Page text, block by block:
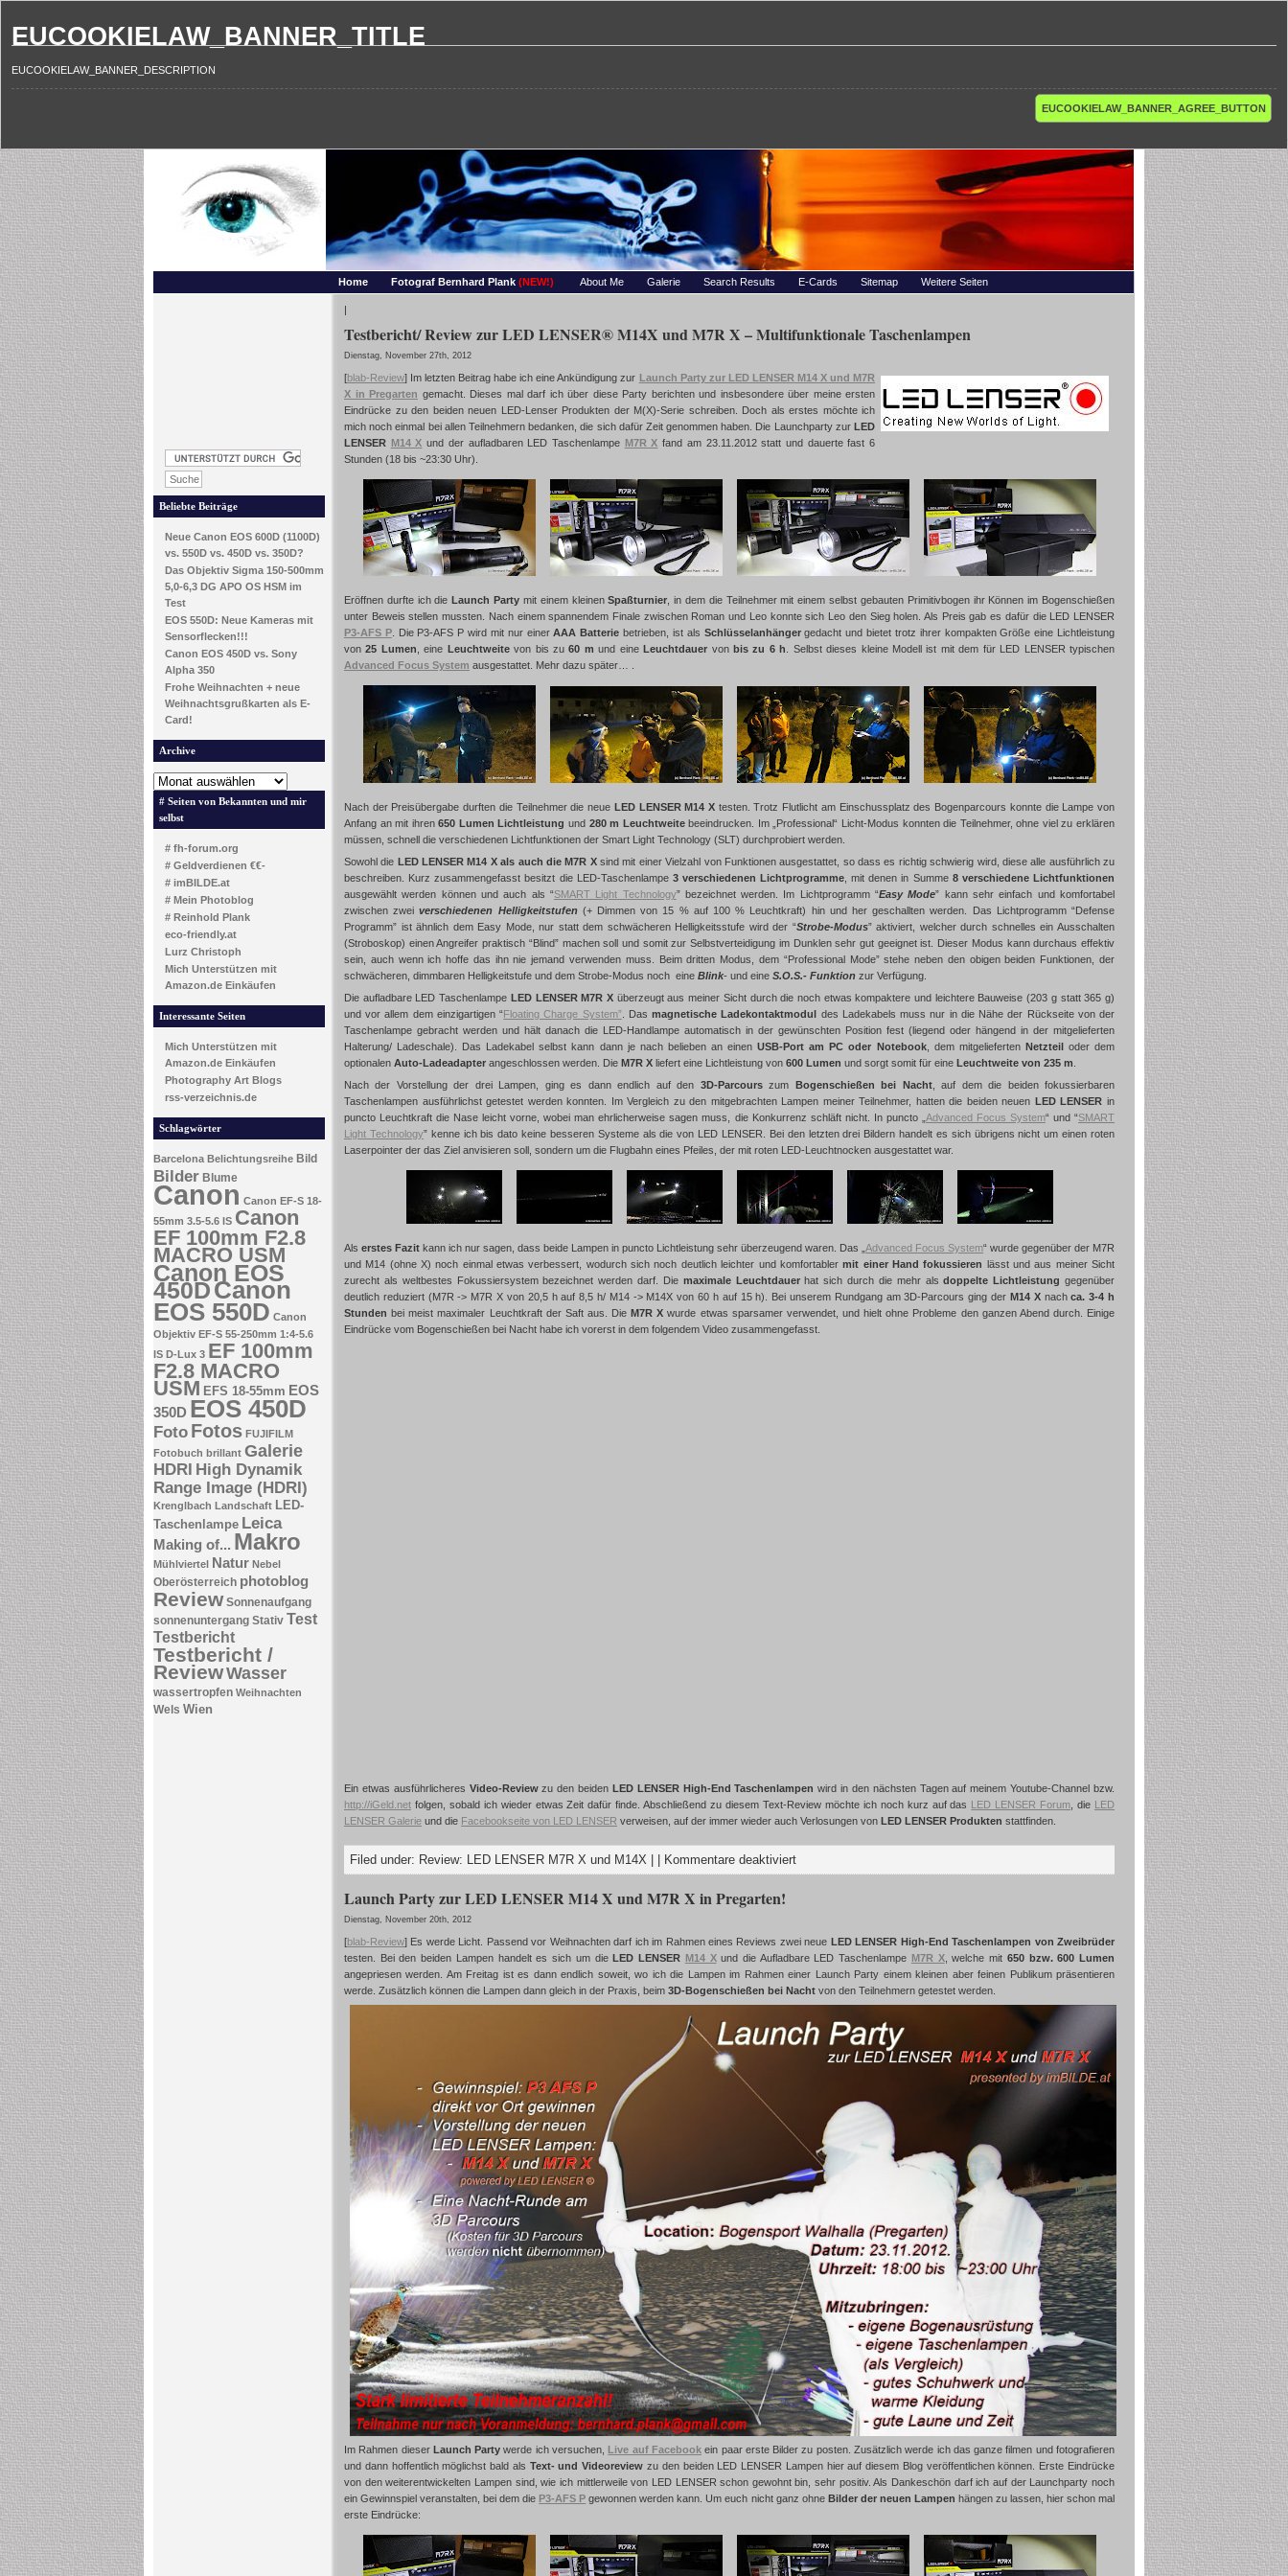
EUCOOKIELAW_BANNER_TITLE
EUCOOKIELAW_BANNER_DESCRIPTION
EUCOOKIELAW_BANNER_AGREE_BUTTON
Home Fotograf Bernhard Plank (NEW!) About Me Galerie Search Results E-Cards Sitemap Weitere Seiten
Beliebte Beiträge
Neue Canon EOS 600D (1100D)
vs. 550D vs. 450D vs. 350D?
Das Objektiv Sigma 150-500mm
5,0-6,3 DG APO OS HSM im
Test
EOS 550D: Neue Kameras mit
Sensorflecken!!!
Canon EOS 450D vs. Sony
Alpha 350
Frohe Weihnachten + neue
Weihnachtsgrußkarten als E-
Card!
Archive
# Seiten von Bekannten und mir
selbst
# fh-forum.org
# Geldverdienen €€-
# imBILDE.at
# Mein Photoblog
# Reinhold Plank
eco-friendly.at
Lurz Christoph
Mich Unterstützen mit
Amazon.de Einkäufen
Interessante Seiten
Mich Unterstützen mit
Amazon.de Einkäufen
Photography Art Blogs
rss-verzeichnis.de
Schlagwörter
Barcelona Belichtungsreihe Bild
Bilder Blume
Canon Canon EF-S 18-
55mm 3.5-5.6 IS Canon
EF 100mm F2.8
MACRO USM
Canon EOS
450DCanon
EOS 550D Canon
Objektiv EF-S 55-250mm 1:4-5.6
IS D-Lux 3 EF 100mm
F2.8 MACRO
USM EFS 18-55mm EOS
350D EOS 450D
Foto Fotos FUJIFILM
Fotobuch brillant Galerie
HDRI High Dynamik
Range Image (HDRI)
Krenglbach Landschaft LED-
Taschenlampe Leica
Making of... Makro
Mühlviertel Natur Nebel
Oberösterreich photoblog
Review Sonnenaufgang
sonnenuntergang Stativ Test
Testbericht
Testbericht /
ReviewWasser
wassertropfen Weihnachten
Wels Wien
|
Testbericht/ Review zur LED LENSER® M14X und M7R X – Multifunktionale Taschenlampen
Dienstag, November 27th, 2012
[blab-Review] Im letzten Beitrag habe ich eine Ankündigung zur Launch Party zur LED LENSER M14 X und M7R
X in Pregarten gemacht. Dieses mal darf ich über diese Party berichten und insbesondere über meine ersten
Eindrücke zu den beiden neuen LED-Lenser Produkten der M(X)-Serie schreiben. Doch als erstes möchte ich
mich noch einmal bei allen Teilnehmern bedanken, die sich dafür Zeit genommen haben. Die Launchparty zur LED
LENSER M14 X und der aufladbaren LED Taschenlampe M7R X fand am 23.11.2012 statt und dauerte fast 6
Stunden (18 bis ~23:30 Uhr).
Eröffnen durfte ich dieLaunch Party mit einem kleinenSpaßturnier , in dem die Teilnehmer mit einem selbst gebauten Primitivbogen ihr Können im Bogenschießen
unter Beweis stellen mussten. Nach einem spannendem Finale zwischen Roman und Leo konnte sich Leo den Sieg holen. Als Preis gab es dafür die LED LENSER
P3-AFS P. Die P3-AFS P wird mit nur einerAAA Batterie betrieben, ist als Schlüsselanhängergedacht und bietet trotz ihrer kompakten Größe eine Lichtleistung
von 25 Lumen , eine Leuchtweitevon bis zu 60 m und eineLeuchtdauer vonbis zu 6 h
. Selbst dieses kleine Modell ist mit dem für LED LENSER typischen
Advanced Focus System ausgestattet. Mehr dazu später… .
Nach der Preisübergabe durften die Teilnehmer die neue LED LENSER M14 X testen. Trotz Flutlicht am Einschussplatz des Bogenparcours konnte die Lampe von
Anfang an mit ihren650 Lumen Lichtleistung und 280 m Leuchtweitebeeindrucken. Im „Professional“ Licht-Modus konnten die Teilnehmer, ohne viel zu erklären
müssen, schnell die verschiedenen Lichtfunktionen der Smart Light Technology (SLT) durchprobiert werden.
Sowohl die LED LENSER M14 X als auch die M7R Xsind mit einer Vielzahl von Funktionen ausgestattet, so dass es richtig schwierig wird, diese alle ausführlich zu
beschreiben. Kurz zusammengefasst besitzt die LED-Taschenlampe 3 verschiedenen Lichtprogramme , mit denen in Summe 8 verschiedene Lichtfunktionen
ausgewählt werden können und auch als “SMART Light Technology” bezeichnet werden. Im Lichtprogramm “Easy Mode” kann sehr einfach und komfortabel
zwischen zweiverschiedenen Helligkeitstufen(+ Dimmen von 15 % auf 100 % Leuchtkraft) hin und her geschallten werden. Das Lichtprogramm “Defense
Programm” ist ähnlich dem Easy Mode, nur statt dem schwächeren Helligkeitsstufe wird der “Strobe-Modus” aktiviert, welcher durch schnelles ein Ausschalten
(Stroboskop) einen Angreifer praktisch “Blind” machen soll und somit zur Selbstverteidigung im Dunklen sehr gut geeignet ist. Dieser Modus kann durchaus effektiv
sein, auch wenn ich hoffe das ihn nie jemand verwenden muss. Beim dritten Modus, dem “Professional Mode” stehe neben den obigen beiden Funktionen, der
schwächeren, dimmbaren Helligkeitstufe und dem Strobe-Modus noch eine Blink- und eine S.O.S.- Funktion zur Verfügung.
Die aufladbare LED Taschenlampe LED LENSER M7R Xüberzeugt aus meiner Sicht durch die noch etwas kompaktere und leichtere Bauweise (203 g statt 365 g)
und vor allem dem einzigartigen “Floating Charge System” . Dasmagnetische Ladekontaktmodul des Ladekabels muss nur in die Nähe der Rückseite von der
Taschenlampe gebracht werden und hält danach die LED-Handlampe automatisch in der gewünschten Position fest (liegend oder hängend in der mitgelieferten
Halterung/ Ladeschale). Das Ladekabel selbst kann dann je nach belieben an einenUSB-Port am PC oder Notebook, dem mitgelieferten Netzteiloder dem
optionalen Auto-Ladeadapter angeschlossen werden. Die M7R X liefert eine Lichtleistung von 600 Lumen und sorgt somit für eine Leuchtweite von 235 m
Nach der Vorstellung der drei Lampen, ging es dann endlich auf den 3D-Parcourszum Bogenschießen bei Nacht, auf dem die beiden fokussierbaren
Taschenlampen ausführlichst getestet werden konnten. Im Vergleich zu den mitgebrachten Lampen meiner Teilnehmer, hatten die beiden neuen LED LENSER in
puncto Leuchtkraft die Nase leicht vorne, wobei man ehrlicherweise sagen muss, die Konkurrenz schläft nicht. In puncto „ Advanced Focus System“ und “SMART
Light Technology” kenne ich bis dato keine besseren Systeme als die von LED LENSER. Bei den letzten drei Bildern handelt es sich übrigens nicht um einen roten
Laserpointer der das Ziel anvisieren soll, sondern um die Flugbahn eines Pfeiles, der mit roten LED-Leuchtnocken ausgestattet war.
Als erstes Fazit kann ich nur sagen, dass beide Lampen in puncto Lichtleistung sehr überzeugend waren. Das „ Advanced Focus System“ wurde gegenüber der M7R
und M14 (ohne X) noch einmal etwas verbessert, wodurch sich noch deutlich leichter und komfortablermit einer Hand fokussieren lässt und aus meiner Sicht
zurecht als weltbestes Fokussiersystem bezeichnet werden darf. Die maximale Leuchtdauerhat sich durch die mehr alsdoppelte Lichtleistung gegenüber
deutlich reduziert (M7R -> M7R X von 20,5 h auf 8,5 h/ M14 -> M14X von 60 h auf 15 h). Bei unserem Rundgang am 3D-Parcours ging der M14 Xnachca. 3-4 h
Stunden bei meist maximaler Leuchtkraft der Saft aus. DieM7R X wurde etwas sparsamer verwendet, und hielt ohne Probleme den ganzen Abend durch. Einige
Eindrücke vom Bogenschießen bei Nacht habe ich vorerst in dem folgendem Video zusammengefasst.
Ein etwas ausführlicheres Video-Reviewzu den beiden LED LENSER High-End Taschenlampen wird in den nächsten Tagen auf meinem Youtube-Channel bzw.
http://iGeld.net folgen, sobald ich wieder etwas Zeit dafür finde. Abschließend zu diesem Text-Review möchte ich noch kurz auf das LED LENSER Forum , die LED
LENSER Galerie und die Facebookseite von LED LENSER verweisen, auf der immer wieder auch Verlosungen von LED LENSER Produkten stattfinden.
Filed under: Review: LED LENSER M7R X und M14X Kommentare deaktiviert
Launch Party zur LED LENSER M14 X und M7R X in Pregarten!
Dienstag, November 20th, 2012
[blab-Review] Es werde Licht. Passend vor Weihnachten darf ich im Rahmen eines Reviews zwei neue LED LENSER High-End Taschenlampen von Zweibrüder
testen. Bei den beiden Lampen handelt es sich um dieLED LENSER M14 Xund die Aufladbare LED Taschenlampe M7R X, welche mit 650 bzw. 600 Lumen
angepriesen werden. Am Freitag ist es dann endlich soweit, wo ich die Lampen im Rahmen einer Launch Party einem kleinen aber feinen Publikum präsentieren
werde. Zusätzlich können die Lampen dann gleich in der Praxis, beim 3D-Bogenschießen bei Nacht von den Teilnehmern getestet werden.
Im Rahmen dieser Launch Party werde ich versuchen, Live auf Facebookein paar erste Bilder zu posten. Zusätzlich werde ich das ganze filmen und fotografieren
und dann hoffentlich möglichst bald als Text- und Videoreview zu den beiden LED LENSER Lampen hier auf diesem Blog veröffentlichen können. Erste Eindrücke
von den weiterentwickelten Lampen sind, wie ich mittlerweile von LED LENSER schon gewohnt bin, sehr positiv. Als Dankeschön darf ich auf der Launchparty noch
ein Gewinnspiel veranstalten, bei dem die P3-AFS P gewonnen werden kann. Um euch nicht ganz ohneBilder der neuen Lampen hängen zu lassen, hier schon mal
erste Eindrücke: